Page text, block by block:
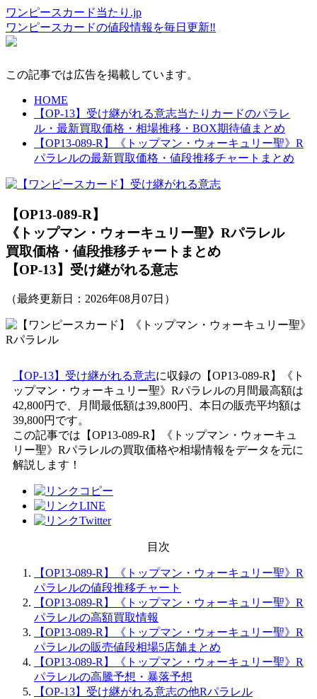
ワンピースカード当たり.jp
ワンピースカードの値段情報を毎日更新‼
この記事では広告を掲載しています。
HOME
【OP-13】受け継がれる意志当たりカードのパラレ
ル・最新買取価格・相場推移・BOX期待値まとめ
【OP13-089-R】《トップマン・ウォーキュリー聖》R
パラレルの最新買取価格・値段推移チャートまとめ
【OP13-089-R】
《トップマン・ウォーキュリー聖》Rパラレル
買取価格・値段推移チャートまとめ
【OP-13】受け継がれる意志
（最終更新日： 2026年08月07日 ）
【OP-13】受け継がれる意志に収録の【OP13-089-R】《ト
ップマン・ウォーキュリー聖》Rパラレルの月間最高額は
42,800円で、月間最低額は39,800円、本日の販売平均額は
39,800円です。
この記事では【OP13-089-R】《トップマン・ウォーキュ
リー聖》Rパラレルの買取価格や相場情報をデータを元に
解説します！
目次
【OP13-089-R】《トップマン・ウォーキュリー聖》R
パラレルの値段推移チャート
【OP13-089-R】《トップマン・ウォーキュリー聖》R
パラレルの高額買取情報
【OP13-089-R】《トップマン・ウォーキュリー聖》R
パラレルの販売値段相場5店舗まとめ
【OP13-089-R】《トップマン・ウォーキュリー聖》R
パラレルの高騰予想・暴落予想
【OP-13】受け継がれる意志の他Rパラレル